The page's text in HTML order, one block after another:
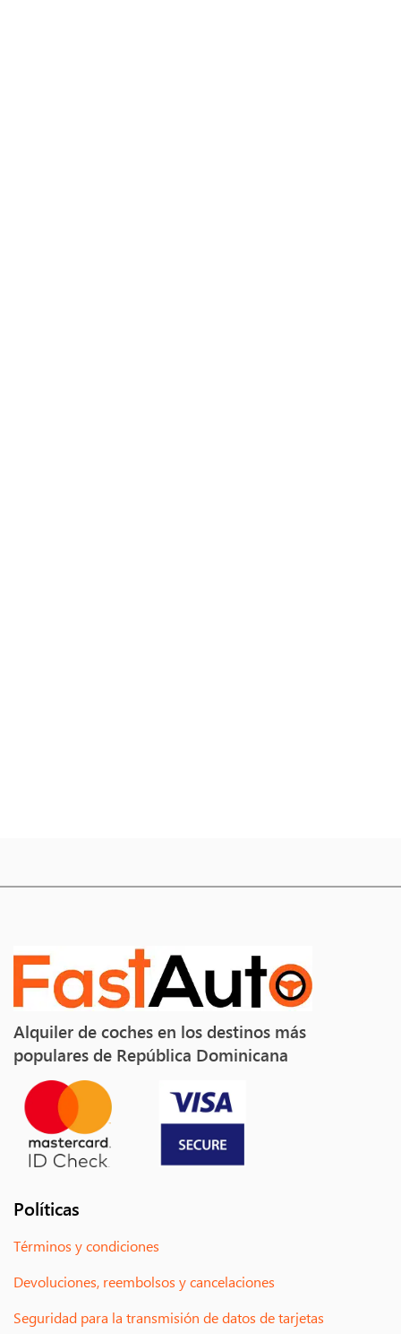
Alquiler de coches en los destinos más
populares de República Dominicana
Políticas
Términos y condiciones
Devoluciones, reembolsos y cancelaciones
Seguridad para la transmisión de datos de tarjetas